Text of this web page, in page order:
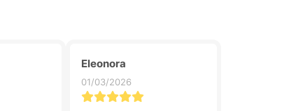
Eleonora
01/03/2026